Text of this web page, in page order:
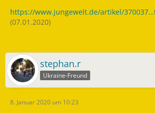
https://www.jungewelt.de/artikel/
(07.01.2020)
stephan.r
Ukraine-Freund
8. Januar 2020 um 10:23